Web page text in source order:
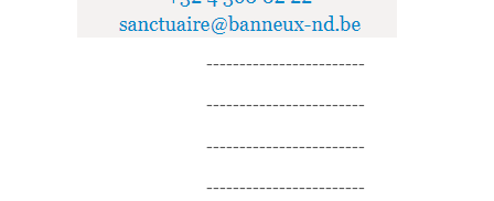
------------------------
------------------------
------------------------
------------------------